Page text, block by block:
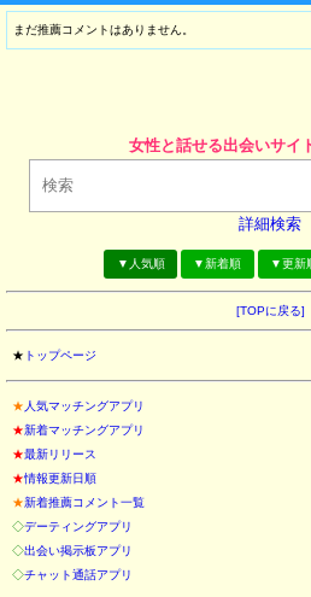
まだ推薦コメントはありません。
女性と話せる出会いサイ
詳細検索
▼人気順 ▼新着順 ▼更新
[TOPに戻る]
★ トップページ
★ 人気マッチングアプリ
★新着マッチングアプリ
★最新リリース
★情報更新日順
★新着推薦コメント一覧
◇デーティングアプリ
◇出会い掲示板アプリ
◇チャット通話アプリ